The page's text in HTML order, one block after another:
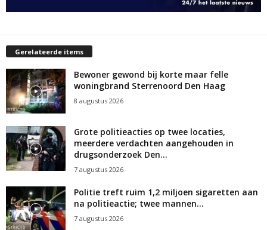
Gerelateerde items
Bewoner gewond bij korte maar felle
woningbrand Sterrenoord Den Haag
8 augustus 2026
Grote politieacties op twee locaties,
meerdere verdachten aangehouden in
drugsonderzoek Den...
7 augustus 2026
Politie treft ruim 1,2 miljoen sigaretten aan
na politieactie; twee mannen...
7 augustus 2026